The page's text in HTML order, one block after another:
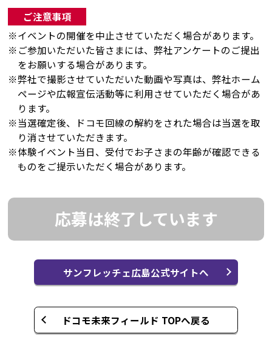
ご注意事項
※イベントの開催を中止させていただく場合があります。
※ご参加いただいた皆さまには、弊社アンケートのご提出
をお願いする場合があります。
※弊社で撮影させていただいた動画や写真は、弊社ホーム
ページや広報宣伝活動等に利用させていただく場合があ
ります。
※当選確定後、ドコモ回線の解約をされた場合は当選を取
り消させていただきます。
※体験イベント当日、受付でお子さまの年齢が確認できる
ものをご提示いただく場合があります。
応募は終了しています
サンフレッチェ広島公式サイトへ
ドコモ未来フィールド TOPへ戻る